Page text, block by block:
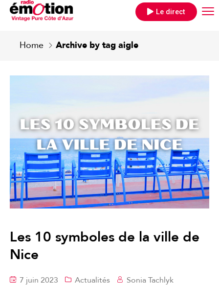
Le direct
Home Archive by tag aigle
Les 10 symboles de la ville de
Nice
7 juin 2023 Actualités Sonia Tachlyk